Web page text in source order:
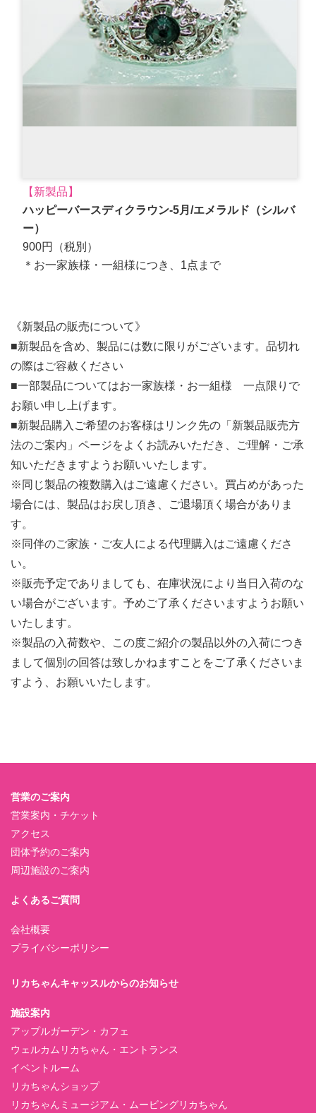
【新製品】
ハッピーバースディクラウン-5月/エメラルド（シルバ
ー）
900円（税別）
＊お一家族様・一組様につき、1点まで
《新製品の販売について》
■新製品を含め、製品には数に限りがございます。品切れ
の際はご容赦ください
■一部製品についてはお一家族様・お一組様 一点限りで
お願い申し上げます。
■新製品購入ご希望のお客様はリンク先の「新製品販売方
法のご案内」ページをよくお読みいただき、ご理解・ご承
知いただきますようお願いいたします。
※同じ製品の複数購入はご遠慮ください。買占めがあった
場合には、製品はお戻し頂き、ご退場頂く場合がありま
す。
※同伴のご家族・ご友人による代理購入はご遠慮くださ
い。
※販売予定でありましても、在庫状況により当日入荷のな
い場合がございます。予めご了承くださいますようお願い
いたします。
※製品の入荷数や、この度ご紹介の製品以外の入荷につき
まして個別の回答は致しかねますことをご了承くださいま
すよう、お願いいたします。
営業のご案内
営業案内・チケット
アクセス
団体予約のご案内
周辺施設のご案内
よくあるご質問
会社概要
プライバシーポリシー
リカちゃんキャッスルからのお知らせ
施設案内
アップルガーデン・カフェ
ウェルカムリカちゃん・エントランス
イベントルーム
リカちゃんショップ
リカちゃんミュージアム・ムービングリカちゃん